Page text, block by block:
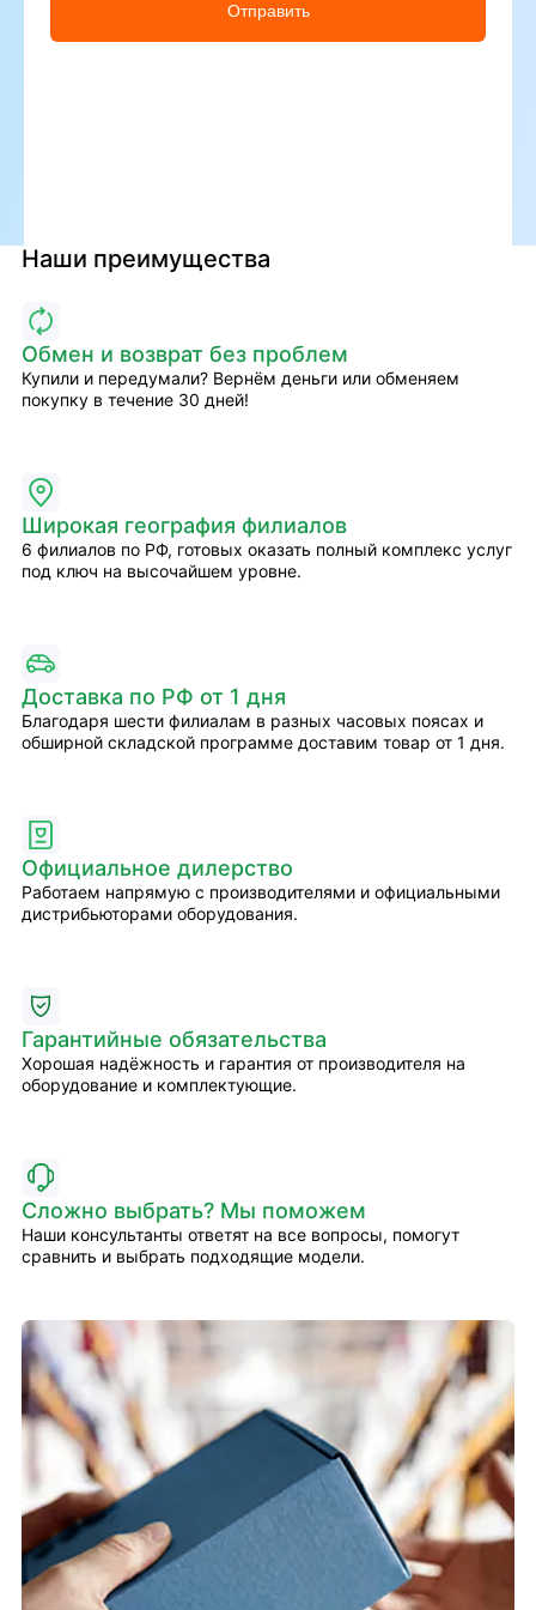
Отправить
Наши преимущества
Обмен и возврат без проблем
Купили и передумали? Вернём деньги или обменяем
покупку в течение 30 дней!
Широкая география филиалов
6 филиалов по РФ, готовых оказать полный комплекс услуг
под ключ на высочайшем уровне.
Доставка по РФ от 1 дня
Благодаря шести филиалам в разных часовых поясах и
обширной складской программе доставим товар от 1 дня.
Официальное дилерство
Работаем напрямую с производителями и официальными
дистрибьюторами оборудования.
Гарантийные обязательства
Хорошая надёжность и гарантия от производителя на
оборудование и комплектующие.
Сложно выбрать? Мы поможем
Наши консультанты ответят на все вопросы, помогут
сравнить и выбрать подходящие модели.